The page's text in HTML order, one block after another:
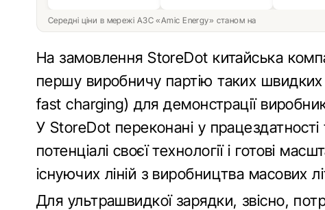
Середні ціни в мережі АЗС «Amic Energy» станом на
На замовлення StoreDot китайська
першу виробничу партію таких
fast charging) для демонстрації
У StoreDot переконані у
потенціалі своєї технології і готові
існуючих ліній з виробництва масових
Для ультрашвидкої зарядки, звісно,